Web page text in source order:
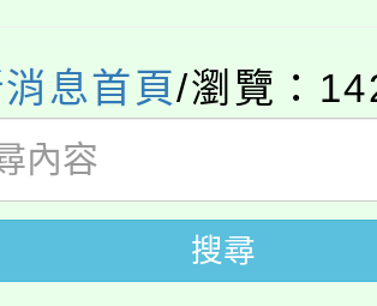
網。
至27日，桃園電
桃園市運動會8/
場及游泳池舉行。
市低收入戶享有免
優惠，中低收入戶
自造教育及科技中
息首頁/瀏覽：
搜尋